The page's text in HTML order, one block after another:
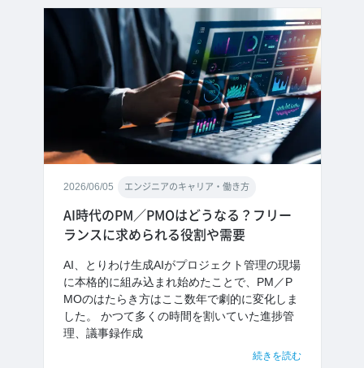
2026/06/05 エンジニアのキャリア・働き方
AI時代のPM／PMOはどうなる？フリー
ランスに求められる役割や需要
AI、とりわけ生成AIがプロジェクト管理の現場
に本格的に組み込まれ始めたことで、PM／P
MOのはたらき方はここ数年で劇的に変化しま
した。 かつて多くの時間を割いていた進捗管
理、議事録作成
続きを読む